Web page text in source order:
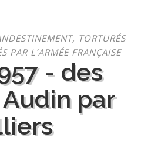
TORTURÉS
PAR L’ARMÉE FRANÇAISE
- des
par